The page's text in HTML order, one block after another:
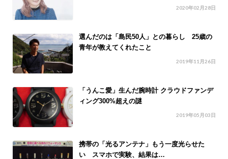
2020年02月28日
選んだのは「島民50人」との暮らし 25歳の
青年が教えてくれたこと
2019年11月26日
「うんこ愛」生んだ腕時計 クラウドファンデ
ィング300%超えの謎
2019年05月03日
携帯の「光るアンテナ」もう一度光らせた
い スマホで実験、結果は…